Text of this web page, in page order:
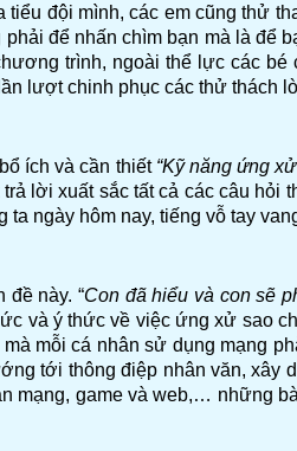
đội mình, các em cũng thử
để nhấn chìm bạn mà là
trình, ngoài thể lực các
lượt chinh phục các thử thách
ích và cần thiết “Kỹ năng ứng
lời xuất sắc tất cả các câu
ngày hôm nay, tiếng vỗ tay
đề này. “Con đã hiểu và con sẽ
và ý thức về việc ứng xử sao
mỗi cá nhân sử dụng mạng
tới thông điệp nhân văn,
game và web,… những